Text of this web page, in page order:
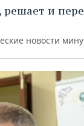
и
новости